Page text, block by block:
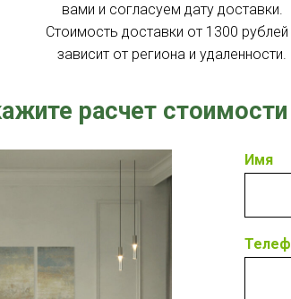
вами и согласуем дату доставки.
Стоимость доставки от 1300 рублей
зависит от региона и удаленности.
Имя
расчет